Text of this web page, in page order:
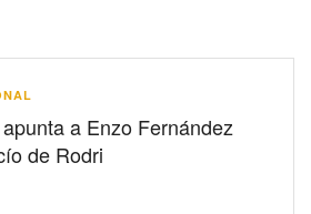
a Enzo Fernández
de Rodri